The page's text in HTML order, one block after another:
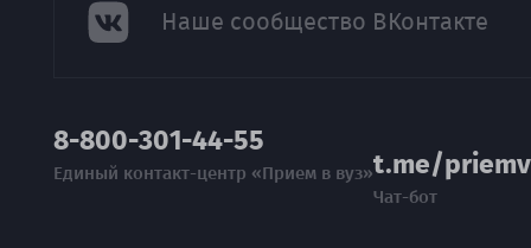
Наше сообщество ВКонтакте
8-800-301-44-55
Единый контакт-центр «Прием в вуз»t.me/
Чат-бот